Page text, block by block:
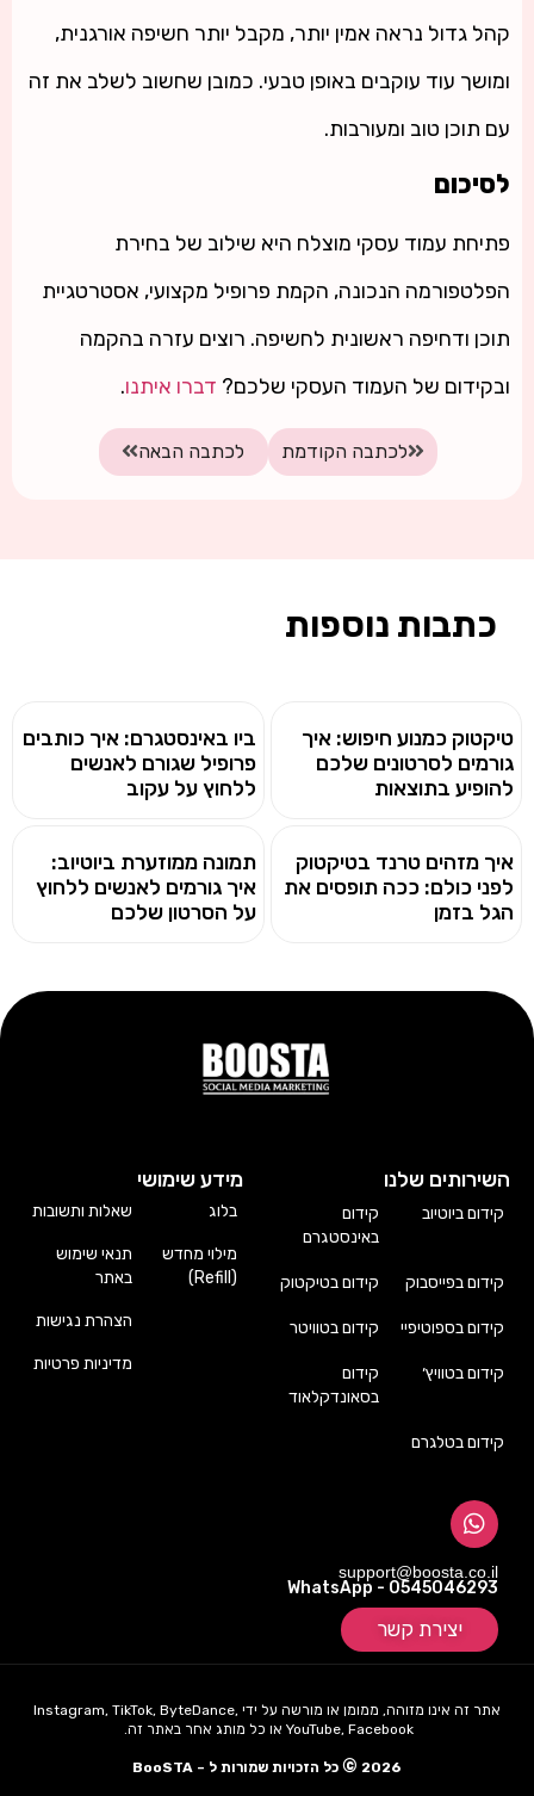
קהל גדול נראה אמין יותר, מקבל יותר חשיפה אורגנית,
ומושך עוד עוקבים באופן טבעי. כמובן שחשוב לשלב את זה
עם תוכן טוב ומעורבות.
לסיכום
פתיחת עמוד עסקי מוצלח היא שילוב של בחירת
הפלטפורמה הנכונה, הקמת פרופיל מקצועי, אסטרטגיית
תוכן ודחיפה ראשונית לחשיפה. רוצים עזרה בהקמה
ובקידום של העמוד העסקי שלכם? דברו איתנו.
לכתבה הקודמת לכתבה הבאה
כתבות נוספות
טיקטוק כמנוע חיפוש: איך
גורמים לסרטונים שלכם
להופיע בתוצאות
ביו באינסטגרם: איך כותבים
פרופיל שגורם לאנשים
ללחוץ על עקוב
איך מזהים טרנד בטיקטוק
לפני כולם: ככה תופסים את
הגל בזמן
תמונה ממוזערת ביוטיוב:
איך גורמים לאנשים ללחוץ
על הסרטון שלכם
השירותים שלנו
קידום ביוטיוב
קידום
באינסטגרם
קידום בפייסבוק קידום בטיקטוק
קידום בספוטיפיי קידום בטוויטר
קידום בטוויץ׳
קידום
בסאונדקלאוד
קידום בטלגרם
מידע שימושי
בלוג
מילוי מחדש
(Refill)
שאלות ותשובות
תנאי שימוש
באתר
הצהרת נגישות
מדיניות פרטיות
support@boosta.co.il
WhatsApp - 0545046293
יצירת קשר
אתר זה אינו מזוהה, ממומן או מורשה על ידי Instagram, TikTok, ByteDance,
YouTube, Facebook או כל מותג אחר באתר זה.
2026
© כל הזכויות שמורות ל – BooSTA